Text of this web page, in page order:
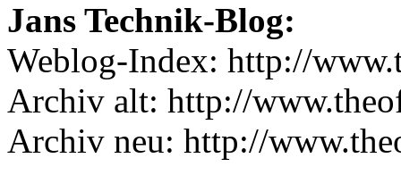
Jans Technik-Blog:
Weblog-Index: http://
Archiv alt: http://
Archiv neu: http://